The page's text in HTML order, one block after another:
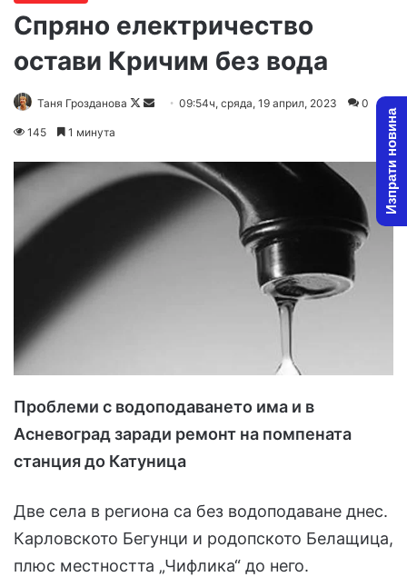
Спряно електричество
остави Кричим без вода
Таня Грозданова
Follow
Send09:54ч, сряда, 19 април, 2023 0
145 1 минута
Проблеми с водоподаването има и в
Асневоград заради ремонт на помпената
станция до Катуница
Две села в региона са без водоподаване днес.
Карловското Бегунци и родопското Белащица,
плюс местността „Чифлика“ до него.
Изпрати новина